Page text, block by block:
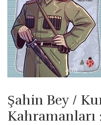
Şahin Bey /
Kahramanları